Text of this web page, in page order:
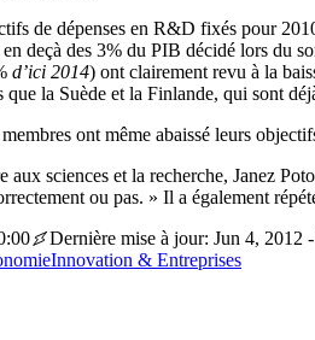
de dépenses en R&D fixés pour
deçà des 3% du PIB décidé lors du
d’ici 2014) ont clairement revu à la
la Suède et la Finlande, qui sont
ont même abaissé leurs
aux sciences et la recherche, Janez
ou pas. » Il a également
Dernière mise à jour: Jun 4, 2012
Innovation & Entreprises